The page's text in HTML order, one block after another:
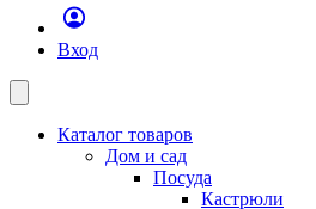
Вход
Каталог товаров
Дом и сад
Посуда
Кастрюли